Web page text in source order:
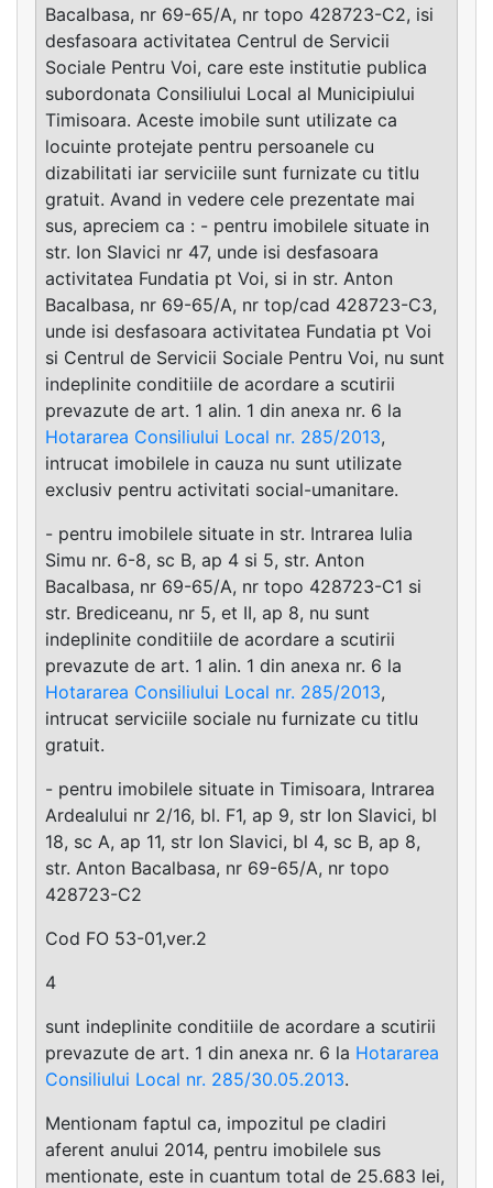
Bacalbasa, nr 69-65/A, nr topo 428723-C2, isi
desfasoara activitatea Centrul de Servicii
Sociale Pentru Voi, care este institutie publica
subordonata Consiliului Local al Municipiului
Timisoara. Aceste imobile sunt utilizate ca
locuinte protejate pentru persoanele cu
dizabilitati iar serviciile sunt furnizate cu titlu
gratuit. Avand in vedere cele prezentate mai
sus, apreciem ca : - pentru imobilele situate in
str. Ion Slavici nr 47, unde isi desfasoara
activitatea Fundatia pt Voi, si in str. Anton
Bacalbasa, nr 69-65/A, nr top/cad 428723-C3,
unde isi desfasoara activitatea Fundatia pt Voi
si Centrul de Servicii Sociale Pentru Voi, nu sunt
indeplinite conditiile de acordare a scutirii
prevazute de art. 1 alin. 1 din anexa nr. 6 la
Hotararea Consiliului Local nr. 285/2013,
intrucat imobilele in cauza nu sunt utilizate
exclusiv pentru activitati social-umanitare.
- pentru imobilele situate in str. Intrarea Iulia
Simu nr. 6-8, sc B, ap 4 si 5, str. Anton
Bacalbasa, nr 69-65/A, nr topo 428723-C1 si
str. Brediceanu, nr 5, et II, ap 8, nu sunt
indeplinite conditiile de acordare a scutirii
prevazute de art. 1 alin. 1 din anexa nr. 6 la
Hotararea Consiliului Local nr. 285/2013,
intrucat serviciile sociale nu furnizate cu titlu
gratuit.
- pentru imobilele situate in Timisoara, Intrarea
Ardealului nr 2/16, bl. F1, ap 9, str Ion Slavici, bl
18, sc A, ap 11, str Ion Slavici, bl 4, sc B, ap 8,
str. Anton Bacalbasa, nr 69-65/A, nr topo
428723-C2
Cod FO 53-01,ver.2
4
sunt indeplinite conditiile de acordare a scutirii
prevazute de art. 1 din anexa nr. 6 la Hotararea
Consiliului Local nr. 285/30.05.2013.
Mentionam faptul ca, impozitul pe cladiri
aferent anului 2014, pentru imobilele sus
mentionate, este in cuantum total de 25.683 lei,